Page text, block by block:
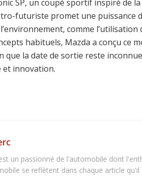
SP, un coupé sportif inspiré de
futuriste promet une puissance
comme
habituels, Mazda a conçu ce
la date de sortie reste
innovation.
un passionné de l'automobile dont
se reflètent dans chaque article